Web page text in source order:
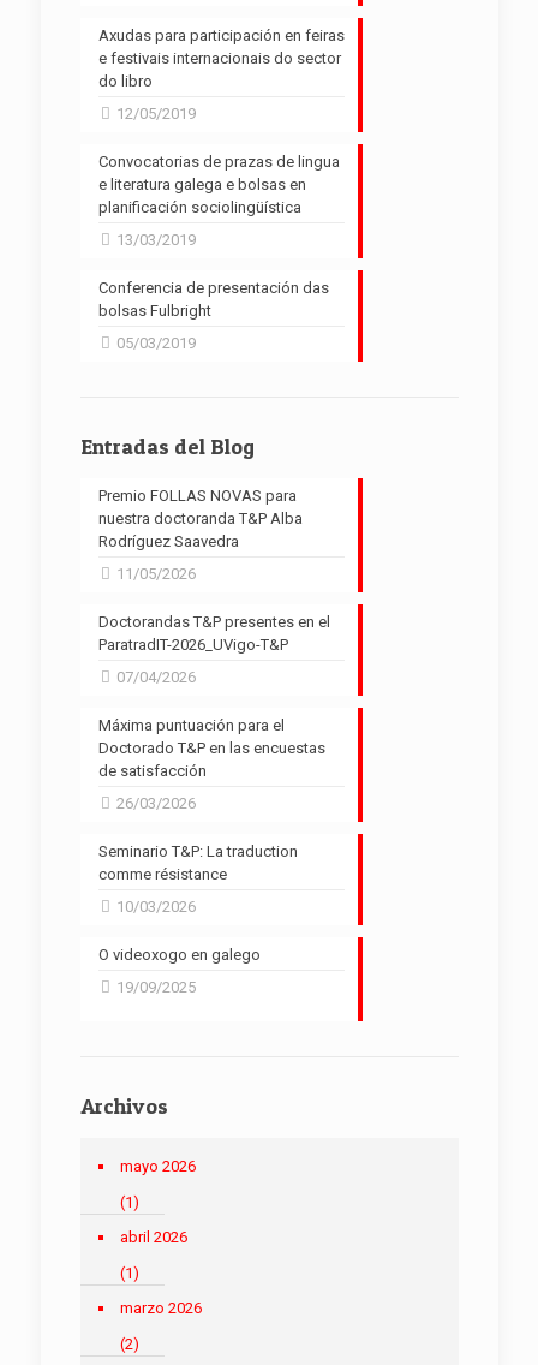
Axudas para participación en feiras
e festivais internacionais do sector
do libro
12/05/2019
Convocatorias de prazas de lingua
e literatura galega e bolsas en
planificación sociolingüística
13/03/2019
Conferencia de presentación das
bolsas Fulbright
05/03/2019
Entradas del Blog
Premio FOLLAS NOVAS para
nuestra doctoranda T&P Alba
Rodríguez Saavedra
11/05/2026
Doctorandas T&P presentes en el
ParatradIT-2026_UVigo-T&P
07/04/2026
Máxima puntuación para el
Doctorado T&P en las encuestas
de satisfacción
26/03/2026
Seminario T&P: La traduction
comme résistance
10/03/2026
O videoxogo en galego
19/09/2025
Archivos
mayo 2026
(1)
abril 2026
(1)
marzo 2026
(2)